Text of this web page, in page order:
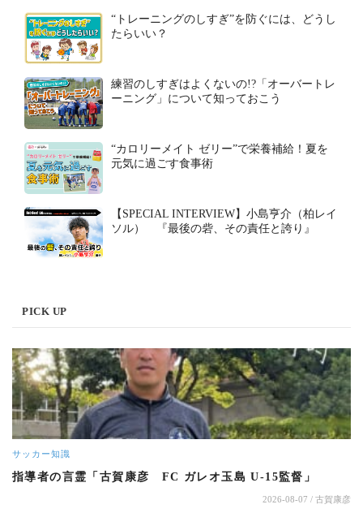
“トレーニングのしすぎ”を防ぐには、どうし
たらいい？
練習のしすぎはよくないの!?「オーバートレ
ーニング」について知っておこう
“カロリーメイト ゼリー”で栄養補給！夏を
元気に過ごす食事術
【SPECIAL INTERVIEW】小島亨介（柏レイ
ソル） 『最後の砦、その責任と誇り』
PICK UP
サッカー知識
指導者の言霊「古賀康彦 FC ガレオ玉島 U-15監督」
2026-08-07 / 古賀康彦